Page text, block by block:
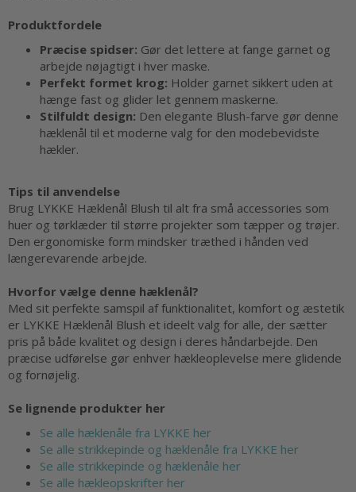
Produktfordele
Præcise spidser: Gør det lettere at fange garnet og
arbejde nøjagtigt i hver maske.
Perfekt formet krog: Holder garnet sikkert uden at
hænge fast og glider let gennem maskerne.
Stilfuldt design: Den elegante Blush-farve gør denne
hæklenål til et moderne valg for den modebevidste
hækler.
Tips til anvendelse
Brug LYKKE Hæklenål Blush til alt fra små accessories som
huer og tørklæder til større projekter som tæpper og trøjer.
Den ergonomiske form mindsker træthed i hånden ved
længerevarende arbejde.
Hvorfor vælge denne hæklenål?
Med sit perfekte samspil af funktionalitet, komfort og æstetik
er LYKKE Hæklenål Blush et ideelt valg for alle, der sætter
pris på både kvalitet og design i deres håndarbejde. Den
præcise udførelse gør enhver hækleoplevelse mere glidende
og fornøjelig.
Se lignende produkter her
Se alle hæklenåle fra LYKKE her
Se alle strikkepinde og hæklenåle fra LYKKE her
Se alle strikkepinde og hæklenåle her
Se alle hækleopskrifter her